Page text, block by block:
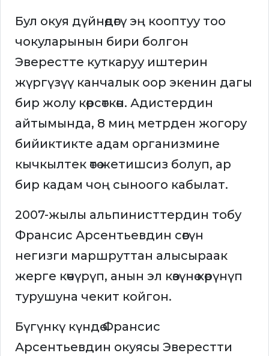
Бул окуя дүйнөдөгү эң кооптуу тоо
чокуларынын бири болгон
Эверестте куткаруу иштерин
жүргүзүү канчалык оор экенин дагы
бир жолу көрсөткөн. Адистердин
айтымында, 8 миң метрден жогору
бийиктикте адам организмине
кычкылтек өтө жетишсиз болуп, ар
бир кадам чоң сыноого кабылат.
2007-жылы альпинисттердин тобу
Франсис Арсентьевдин сөөгүн
негизги маршруттан алысыраак
жерге көчүрүп, анын эл көзүнө көрүнүп
турушуна чекит койгон.
Бүгүнкү күндө Франсис
Арсентьевдин окуясы Эверестти